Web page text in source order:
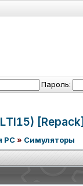
Пароль:
TI15)
PC» Симуляторы